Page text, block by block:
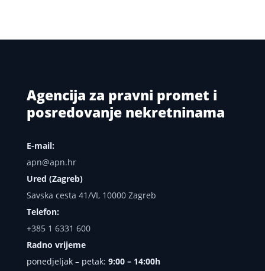
Agencija za pravni promet i
posredovanje nekretninama
E-mail:
apn@apn.hr
Ured (Zagreb)
Savska cesta 41/VI, 10000 Zagreb
Telefon:
+385 1 6331 600
Radno vrijeme
ponedjeljak – petak: 9:00 – 14:00h